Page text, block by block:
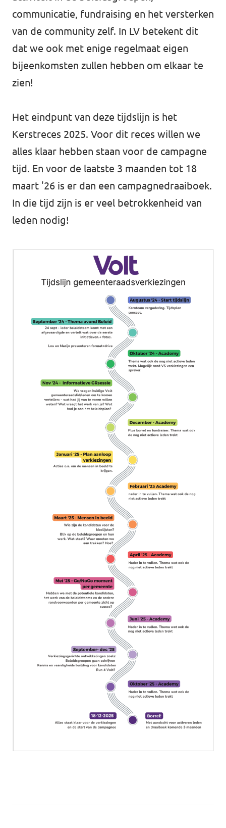
communicatie, fundraising en het versterken
van de community zelf. In LV betekent dit
dat we ook met enige regelmaat eigen
bijeenkomsten zullen hebben om elkaar te
zien!
Het eindpunt van deze tijdslijn is het
Kerstreces 2025. Voor dit reces willen we
alles klaar hebben staan voor de campagne
tijd. En voor de laatste 3 maanden tot 18
maart '26 is er dan een campagnedraaiboek.
In die tijd zijn is er veel betrokkenheid van
leden nodig!